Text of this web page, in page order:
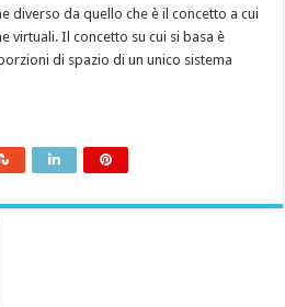
diverso da quello che è il concetto a cui
virtuali. Il concetto su cui si basa è
di spazio di un unico sistema